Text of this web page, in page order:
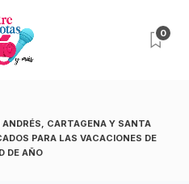
0
ANDRÉS, CARTAGENA Y SANTA
PARA LAS VACACIONES DE
DE AÑO